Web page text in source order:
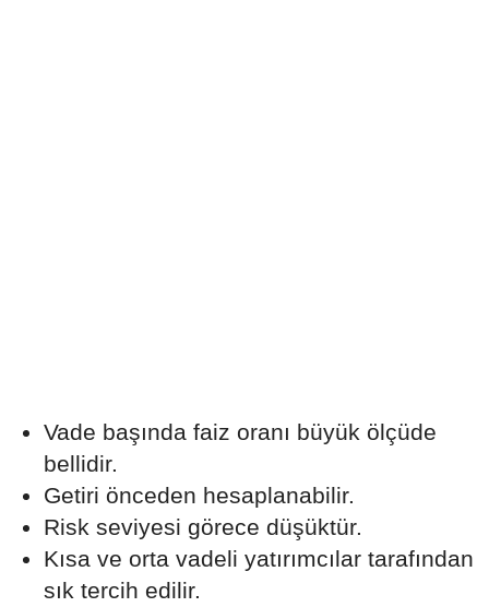
Vade başında faiz oranı büyük ölçüde
bellidir.
Getiri önceden hesaplanabilir.
Risk seviyesi görece düşüktür.
Kısa ve orta vadeli yatırımcılar tarafından
sık tercih edilir.